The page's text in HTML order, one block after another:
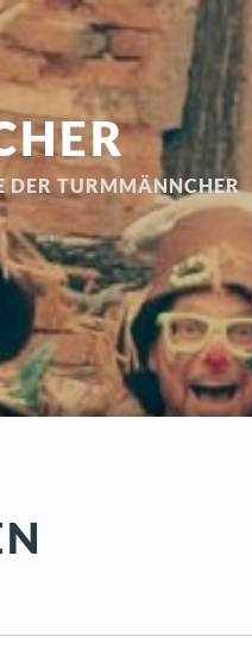
DER TURMMÄNNCHER